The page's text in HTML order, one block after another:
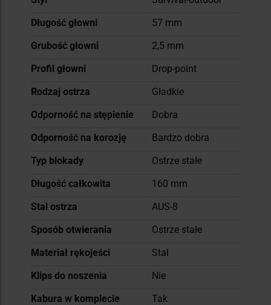
Długość głowni
57 mm
Grubość głowni
2,5 mm
Profil głowni
Drop-point
Rodzaj ostrza
Gładkie
Odporność na stępienie
Dobra
Odporność na korozję
Bardzo dobra
Typ blokady
Ostrze stałe
Długość całkowita
160 mm
Stal ostrza
AUS-8
Sposób otwierania
Ostrze stałe
Materiał rękojeści
Stal
Klips do noszenia
Nie
Kabura w komplecie
Tak